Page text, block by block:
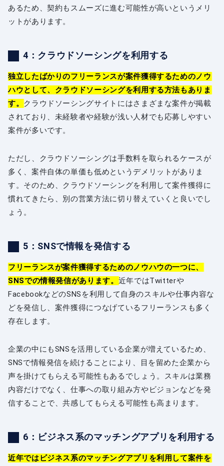
あるため、契約もスムーズに進む可能性が高いというメリ
ットがあります。
4：クラウドソーシングを利用する
独立したばかりのフリーランスが案件獲得するためのノウ
ハウとして、クラウドソーシングを利用する方法もありま
す。 クラウドソーシングサイトにはさまざまな案件が掲載
されており、未経験者や経験が浅い人材でも応募しやすい
案件が多いです。
ただし、クラウドソーシングは手数料を取られるケースが
多く、案件自体の単価も低めというデメリットがありま
す。そのため、クラウドソーシングを利用して案件獲得に
慣れてきたら、別の営業方法に切り替えていくと良いでし
ょう。
5：SNSで情報を発信する
フリーランスが案件獲得するためのノウハウの一つに、
SNSでの情報発信があります。 近年ではTwitterや
FacebookなどのSNSを利用して自身のスキルや仕事内容な
どを発信し、案件獲得につなげているフリーランスも多く
存在します。
企業の中にもSNSを活用している企業が増えているため、
SNSで情報発信を続けることにより、目を留めた企業から
声を掛けてもらえる可能性もあるでしょう。スキルは業務
内容だけでなく、仕事への取り組み方やビジョンなどを発
信することで、共感してもらえる可能性も高まります。
6：ビジネス系のマッチングアプリを利用する
近年ではビジネス系のマッチングアプリを利用して案件を